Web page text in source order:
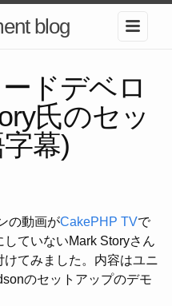
blog
ドデベロ
氏のセッ
幕)
の動画がCakePHP TVで
ていないMark Storyさん
てみました。内容はユニ
のセットアップのデモ